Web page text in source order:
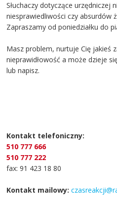
Słuchaczy dotyczące urzędniczej
niesprawiedliwości czy absurdów
Zapraszamy od poniedziałku do
Masz problem, nurtuje Cię jakieś
nieprawidłowość a może dzieje
lub napisz.
Kontakt telefoniczny:
510 777 666
510 777 222
fax: 91 423 18 80
Kontakt mailowy: